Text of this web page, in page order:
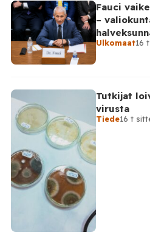
Fauci
–
Ulkomaat16
Tutkijat
virusta
Tiede16 t